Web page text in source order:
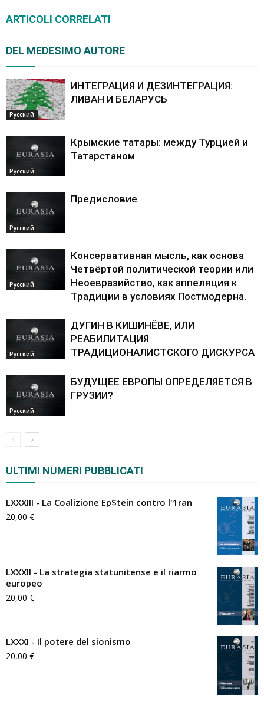
ARTICOLI CORRELATI
DEL MEDESIMO AUTORE
Pусский
ИНТЕГРАЦИЯ И ДЕЗИНТЕГРАЦИЯ:
ЛИВАН И БЕЛАРУСЬ
Pусский
Крымские татары: между Турцией и
Татарстаном
Pусский
Предисловие
Pусский
Консервативная мысль, как основа
Четвёртой политической теории или
Неоевразийство, как аппеляция к
Традиции в условиях Постмодерна.
Pусский
ДУГИН В КИШИНЁВЕ, ИЛИ
РЕАБИЛИТАЦИЯ
ТРАДИЦИОНАЛИСТСКОГО ДИСКУРСА
Pусский
БУДУЩЕЕ ЕВРОПЫ ОПРЕДЕЛЯЕТСЯ В
ГРУЗИИ?
ULTIMI NUMERI PUBBLICATI
LXXXIII - La Coalizione Ep$tein contro l'1ran
20,00 €
LXXXII - La strategia statunitense e il riarmo
europeo
20,00 €
LXXXI - Il potere del sionismo
20,00 €